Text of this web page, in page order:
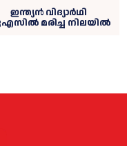
ഇന്ത്യൻ വിദ്യാര്‍ഥി
മരിച്ച നിലയില്‍